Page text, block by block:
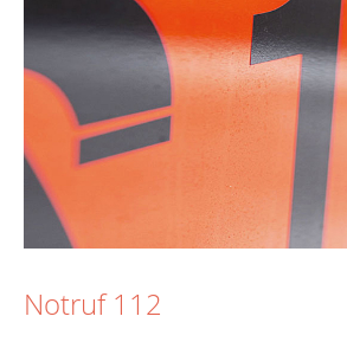
Notruf 112